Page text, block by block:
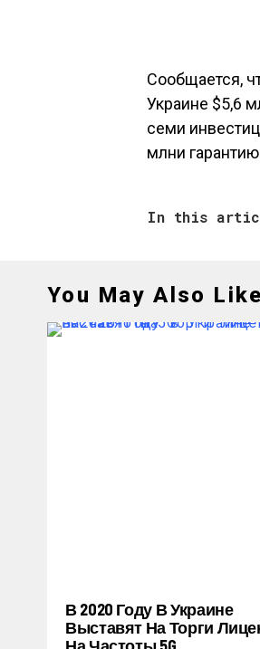
Сообщается,
Украине $5,6
семи
млни
In this
You May Also Like
В 2020 Году В Украине
Выставят На Торги